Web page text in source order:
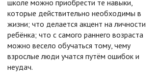
школе можно приобрести те навыки,
которые действительно необходимы в
жизни; что делается акцент на личности
ребёнка; что с самого раннего возраста
можно весело обучаться тому, чему
взрослые люди учатся путём ошибок и
неудач.